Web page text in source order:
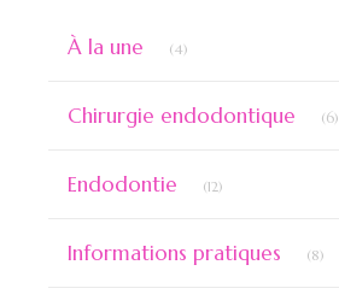
À la une (4)
Chirurgie endodontique (6)
Endodontie (12)
Informations pratiques (8)